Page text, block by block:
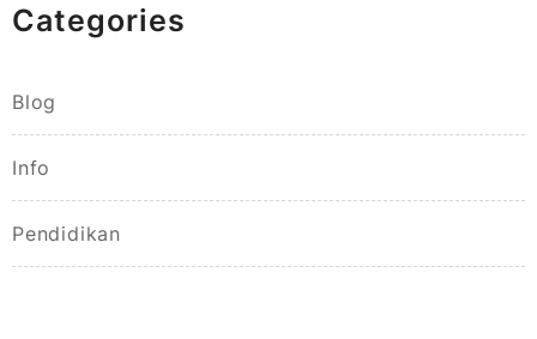
Categories
Blog
Info
Pendidikan